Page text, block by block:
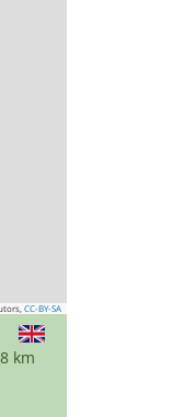
CC-BY-SA
km